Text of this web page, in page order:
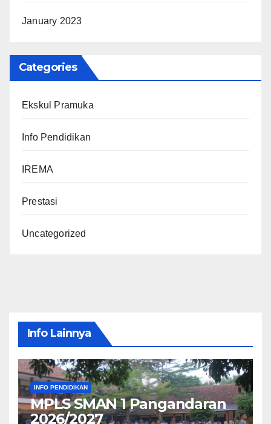
January 2023
Categories
Ekskul Pramuka
Info Pendidikan
IREMA
Prestasi
Uncategorized
Info Lainnya
INFO PENDIDIKAN
MPLS SMAN 1 Pangandaran
2026/2027